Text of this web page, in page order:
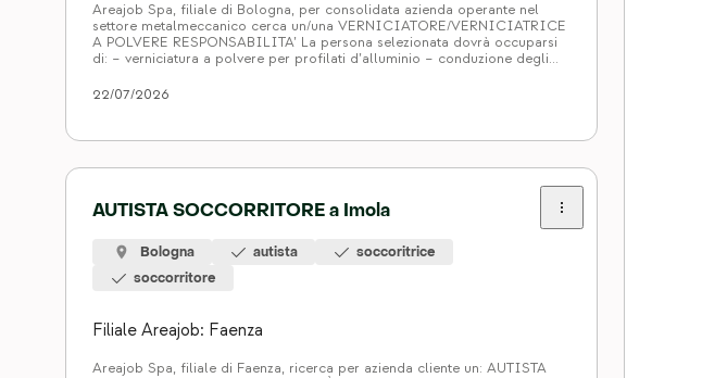
Areajob Spa, filiale di Bologna, per consolidata azienda operante nel
settore metalmeccanico cerca un/una VERNICIATORE/VERNICIATRICE
A POLVERE RESPONSABILITA’ La persona selezionata dovrà occuparsi
di: – verniciatura a polvere per profilati d’alluminio – conduzione degli
esperienza pregressa nella verniciatura a polvere – capacità di lavorare in
22/07/2026
AUTISTA SOCCORRITORE a Imola
Bologna autista
soccoritrice
soccorritore
Filiale Areajob: Faenza
Areajob Spa, filiale di Faenza, ricerca per azienda cliente un: AUTISTA